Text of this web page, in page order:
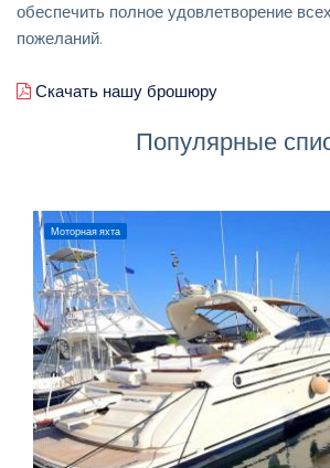
обеспечить полное удовлетворение
пожеланий.
Скачать нашу брошюру
Популярные
Моторная яхта